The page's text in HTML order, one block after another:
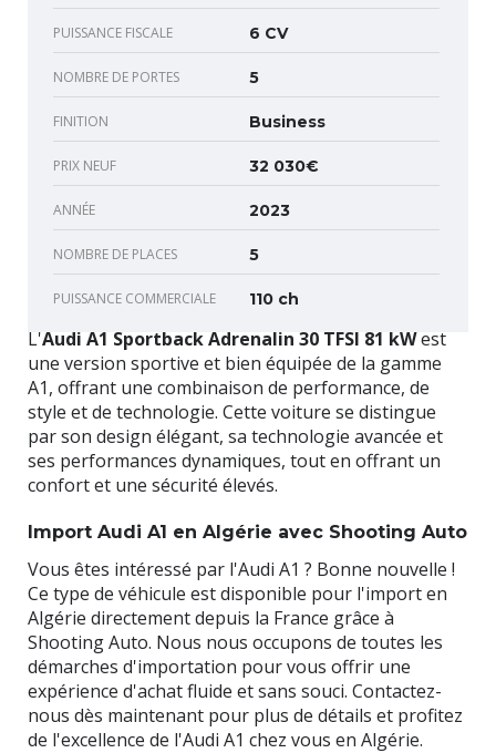
PUISSANCE FISCALE 6 CV
NOMBRE DE PORTES 5
FINITION Business
PRIX NEUF 32 030€
ANNÉE 2023
NOMBRE DE PLACES 5
PUISSANCE COMMERCIALE 110 ch
L'Audi A1 Sportback Adrenalin 30 TFSI 81 kWest
une version sportive et bien équipée de la gamme
A1, offrant une combinaison de performance, de
style et de technologie. Cette voiture se distingue
par son design élégant, sa technologie avancée et
ses performances dynamiques, tout en offrant un
confort et une sécurité élevés.
Import Audi A1 en Algérie avec Shooting Auto
Vous êtes intéressé par l'Audi A1 ? Bonne nouvelle !
Ce type de véhicule est disponible pour l'import en
Algérie directement depuis la France grâce à
Shooting Auto. Nous nous occupons de toutes les
démarches d'importation pour vous offrir une
expérience d'achat fluide et sans souci. Contactez-
nous dès maintenant pour plus de détails et profitez
de l'excellence de l'Audi A1 chez vous en Algérie.